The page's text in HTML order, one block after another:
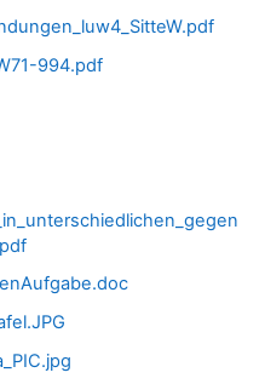
994.pdf